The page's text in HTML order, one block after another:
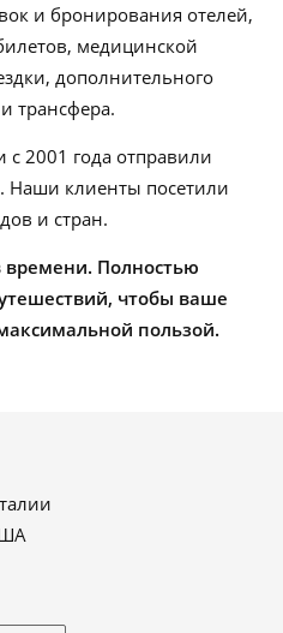
и бронирования отелей,
медицинской
дополнительного
трансфера.
2001 года отправили
Наши клиенты посетили
и стран.
времени. Полностью
чтобы ваше
пользой.